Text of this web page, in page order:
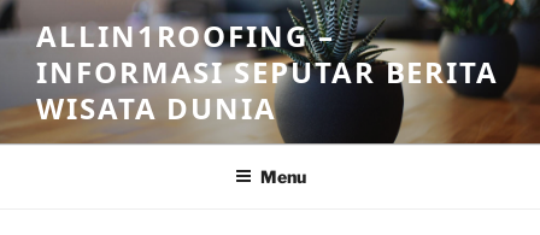
Skip
to
content
ALLIN1ROOFING –
INFORMASI SEPUTAR BERITA
WISATA DUNIA
Menu